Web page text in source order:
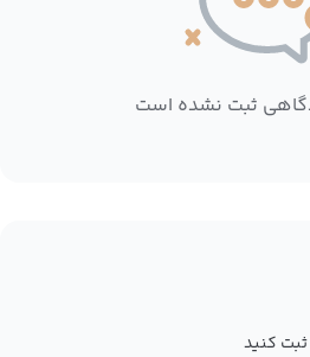
ثبت نشده است
کنید